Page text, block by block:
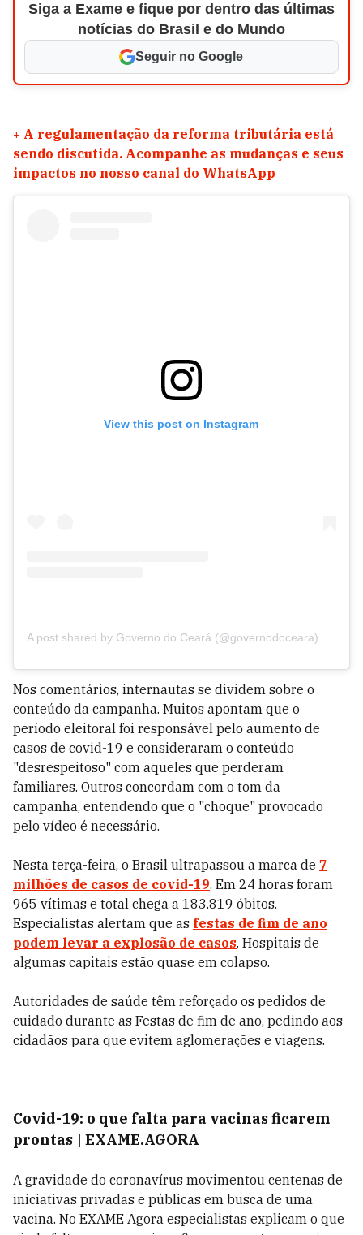
Siga a Exame e fique por dentro das últimas
notícias do Brasil e do Mundo
Seguir no Google
+ A regulamentação da reforma tributária está
sendo discutida. Acompanhe as mudanças e seus
impactos no nosso canal do WhatsApp
View this post on Instagram
A post shared by Governo do Ceará (@governodoceara)
Nos comentários, internautas se dividem sobre o
conteúdo da campanha. Muitos apontam que o
período eleitoral foi responsável pelo aumento de
casos de covid-19 e consideraram o conteúdo
"desrespeitoso" com aqueles que perderam
familiares. Outros concordam com o tom da
campanha, entendendo que o "choque" provocado
pelo vídeo é necessário.
Nesta terça-feira, o Brasil ultrapassou a marca de 7
milhões de casos de covid-19. Em 24 horas foram
965 vítimas e total chega a 183.819 óbitos.
Especialistas alertam que as festas de fim de ano
podem levar a explosão de casos. Hospitais de
algumas capitais estão quase em colapso.
Autoridades de saúde têm reforçado os pedidos de
cuidado durante as Festas de fim de ano, pedindo aos
cidadãos para que evitem aglomerações e viagens.
Covid-19: o que falta para vacinas ficarem
prontas | EXAME.AGORA
A gravidade do coronavírus movimentou centenas de
iniciativas privadas e públicas em busca de uma
vacina. No EXAME Agora especialistas explicam o que